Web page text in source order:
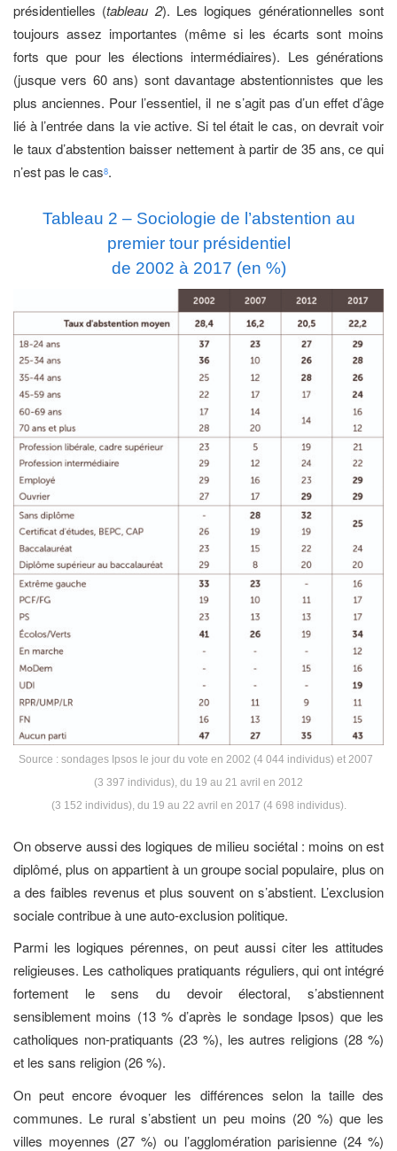
présidentielles (tableau 2). Les logiques générationnelles sont
toujours assez importantes (même si les écarts sont moins
forts que pour les élections intermédiaires). Les générations
(jusque vers 60 ans) sont davantage abstentionnistes que les
plus anciennes. Pour l’essentiel, il ne s’agit pas d’un effet d’âge
lié à l’entrée dans la vie active. Si tel était le cas, on devrait voir
le taux d’abstention baisser nettement à partir de 35 ans, ce qui
n’est pas le cas8.
Tableau 2 – Sociologie de l’abstention au
premier tour présidentiel
de 2002 à 2017 (en %)
Source : sondages Ipsos le jour du vote en 2002 (4 044 individus) et 2007
(3 397 individus), du 19 au 21 avril en 2012
(3 152 individus), du 19 au 22 avril en 2017 (4 698 individus).
On observe aussi des logiques de milieu sociétal : moins on est
diplômé, plus on appartient à un groupe social populaire, plus on
a des faibles revenus et plus souvent on s’abstient. L’exclusion
sociale contribue à une auto-exclusion politique.
Parmi les logiques pérennes, on peut aussi citer les attitudes
religieuses. Les catholiques pratiquants réguliers, qui ont intégré
fortement le sens du devoir électoral, s’abstiennent
sensiblement moins (13 % d’après le sondage Ipsos) que les
catholiques non-pratiquants (23 %), les autres religions (28 %)
et les sans religion (26 %).
On peut encore évoquer les différences selon la taille des
communes. Le rural s’abstient un peu moins (20 %) que les
villes moyennes (27 %) ou l’agglomération parisienne (24 %)